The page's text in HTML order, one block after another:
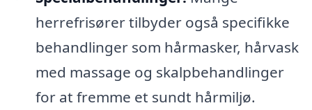
herrefrisører tilbyder også specifikke
behandlinger som hårmasker, hårvask
med massage og skalpbehandlinger
for at fremme et sundt hårmiljø.